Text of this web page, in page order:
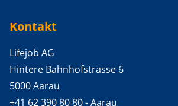
Kontakt
Lifejob AG
Hintere Bahnhofstrasse 6
5000 Aarau
+41 62 390 80 80- Aarau
Backlinks